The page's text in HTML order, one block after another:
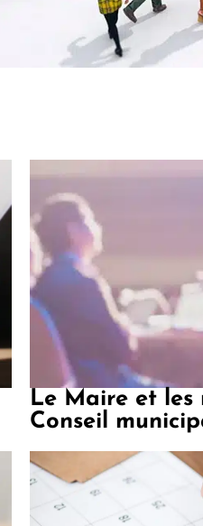
Le Maire et les
Conseil